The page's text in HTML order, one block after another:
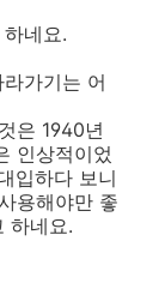
네요.
가기는 어
은 1940년
인상적이었
입하다 보니
용해야만 좋
하네요.